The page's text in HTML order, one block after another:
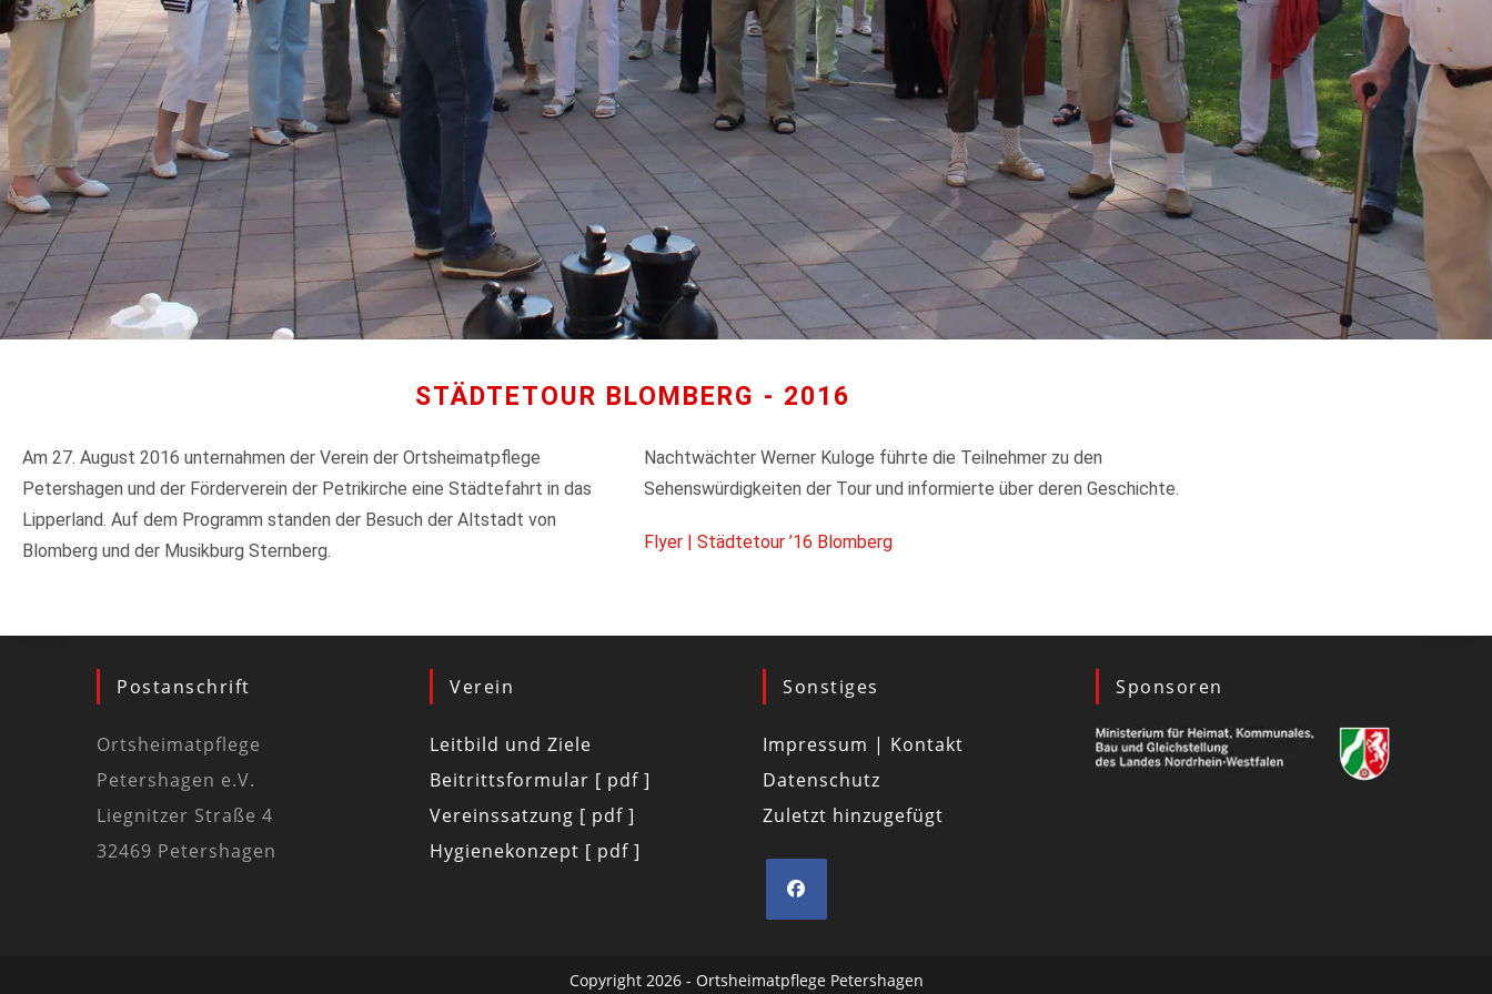
STÄDTETOUR BLOMBERG - 2016
Am 27. August 2016 unternahmen der Verein der Ortsheimatpflege
Petershagen und der Förderverein der Petrikirche eine Städtefahrt in das
Lipperland. Auf dem Programm standen der Besuch der Altstadt von
Blomberg und der Musikburg Sternberg.
Nachtwächter Werner Kuloge führte die Teilnehmer zu den
Sehenswürdigkeiten der Tour und informierte über deren Geschichte.
Flyer | Städtetour ’16 Blomberg
Postanschrift
Ortsheimatpflege
Petershagen e.V.
Liegnitzer Straße 4
32469 Petershagen
Verein
Leitbild und Ziele
Beitrittsformular [ pdf ]
Vereinssatzung [ pdf ]
Hygienekonzept [ pdf ]
Sonstiges
Impressum | Kontakt
Datenschutz
Zuletzt hinzugefügt
Sponsoren
Copyright 2026 - Ortsheimatpflege Petershagen